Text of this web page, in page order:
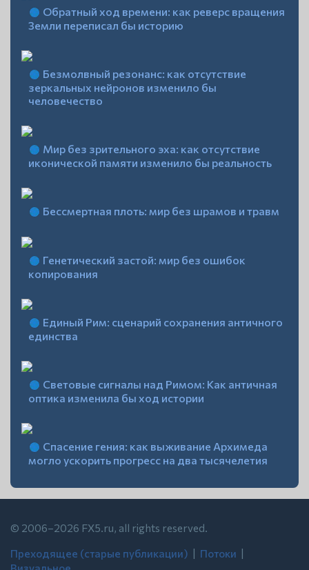
Обратный ход времени: как реверс вращения
Земли переписал бы историю
Безмолвный резонанс: как отсутствие
зеркальных нейронов изменило бы
человечество
Мир без зрительного эха: как отсутствие
иконической памяти изменило бы реальность
Бессмертная плоть: мир без шрамов и травм
Генетический застой: мир без ошибок
копирования
Единый Рим: сценарий сохранения античного
единства
Световые сигналы над Римом: Как античная
оптика изменила бы ход истории
Спасение гения: как выживание Архимеда
могло ускорить прогресс на два тысячелетия
© 2006–2026 FX5.ru, all rights reserved.
Преходящее (старые публикации) | ‍ Потоки | ‍
Визуальное